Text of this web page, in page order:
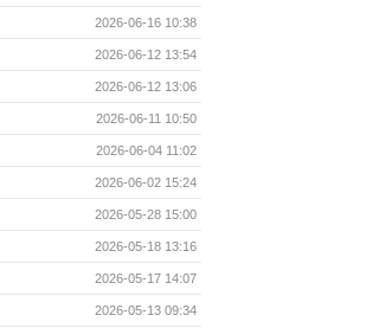
2026-06-16 10:38
2026-06-12 13:54
2026-06-12 13:06
2026-06-11 10:50
2026-06-04 11:02
2026-06-02 15:24
2026-05-28 15:00
2026-05-18 13:16
2026-05-17 14:07
2026-05-13 09:34